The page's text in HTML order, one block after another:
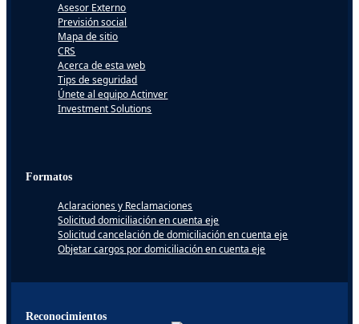
Asesor Externo
Previsión social
Mapa de sitio
CRS
Acerca de esta web
Tips de seguridad
Únete al equipo Actinver
Investment Solutions
Formatos
Aclaraciones y Reclamaciones
Solicitud domiciliación en cuenta eje
Solicitud cancelación de domiciliación en cuenta eje
Objetar cargos por domiciliación en cuenta eje
Reconocimientos